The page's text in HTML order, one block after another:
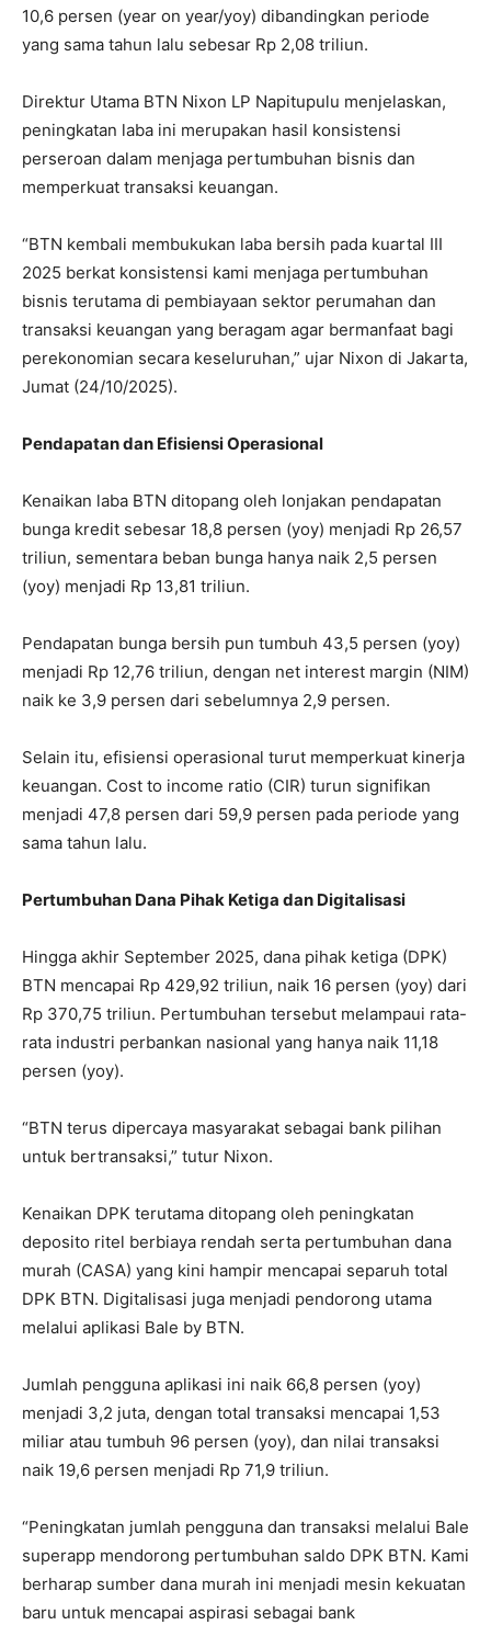
10,6 persen (year on year/yoy) dibandingkan periode
yang sama tahun lalu sebesar Rp 2,08 triliun.
Direktur Utama BTN Nixon LP Napitupulu menjelaskan,
peningkatan laba ini merupakan hasil konsistensi
perseroan dalam menjaga pertumbuhan bisnis dan
memperkuat transaksi keuangan.
“BTN kembali membukukan laba bersih pada kuartal III
2025 berkat konsistensi kami menjaga pertumbuhan
bisnis terutama di pembiayaan sektor perumahan dan
transaksi keuangan yang beragam agar bermanfaat bagi
perekonomian secara keseluruhan,” ujar Nixon di Jakarta,
Jumat (24/10/2025).
Pendapatan dan Efisiensi Operasional
Kenaikan laba BTN ditopang oleh lonjakan pendapatan
bunga kredit sebesar 18,8 persen (yoy) menjadi Rp 26,57
triliun, sementara beban bunga hanya naik 2,5 persen
(yoy) menjadi Rp 13,81 triliun.
Pendapatan bunga bersih pun tumbuh 43,5 persen (yoy)
menjadi Rp 12,76 triliun, dengan net interest margin (NIM)
naik ke 3,9 persen dari sebelumnya 2,9 persen.
Selain itu, efisiensi operasional turut memperkuat kinerja
keuangan. Cost to income ratio (CIR) turun signifikan
menjadi 47,8 persen dari 59,9 persen pada periode yang
sama tahun lalu.
Pertumbuhan Dana Pihak Ketiga dan Digitalisasi
Hingga akhir September 2025, dana pihak ketiga (DPK)
BTN mencapai Rp 429,92 triliun, naik 16 persen (yoy) dari
Rp 370,75 triliun. Pertumbuhan tersebut melampaui rata-
rata industri perbankan nasional yang hanya naik 11,18
persen (yoy).
“BTN terus dipercaya masyarakat sebagai bank pilihan
untuk bertransaksi,” tutur Nixon.
Kenaikan DPK terutama ditopang oleh peningkatan
deposito ritel berbiaya rendah serta pertumbuhan dana
murah (CASA) yang kini hampir mencapai separuh total
DPK BTN. Digitalisasi juga menjadi pendorong utama
melalui aplikasi Bale by BTN.
Jumlah pengguna aplikasi ini naik 66,8 persen (yoy)
menjadi 3,2 juta, dengan total transaksi mencapai 1,53
miliar atau tumbuh 96 persen (yoy), dan nilai transaksi
naik 19,6 persen menjadi Rp 71,9 triliun.
“Peningkatan jumlah pengguna dan transaksi melalui Bale
superapp mendorong pertumbuhan saldo DPK BTN. Kami
berharap sumber dana murah ini menjadi mesin kekuatan
baru untuk mencapai aspirasi sebagai bank